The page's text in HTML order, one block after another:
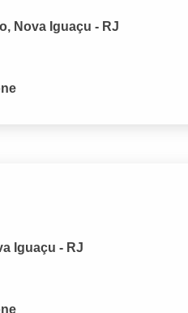
Nova Iguaçu - RJ
Iguaçu - RJ